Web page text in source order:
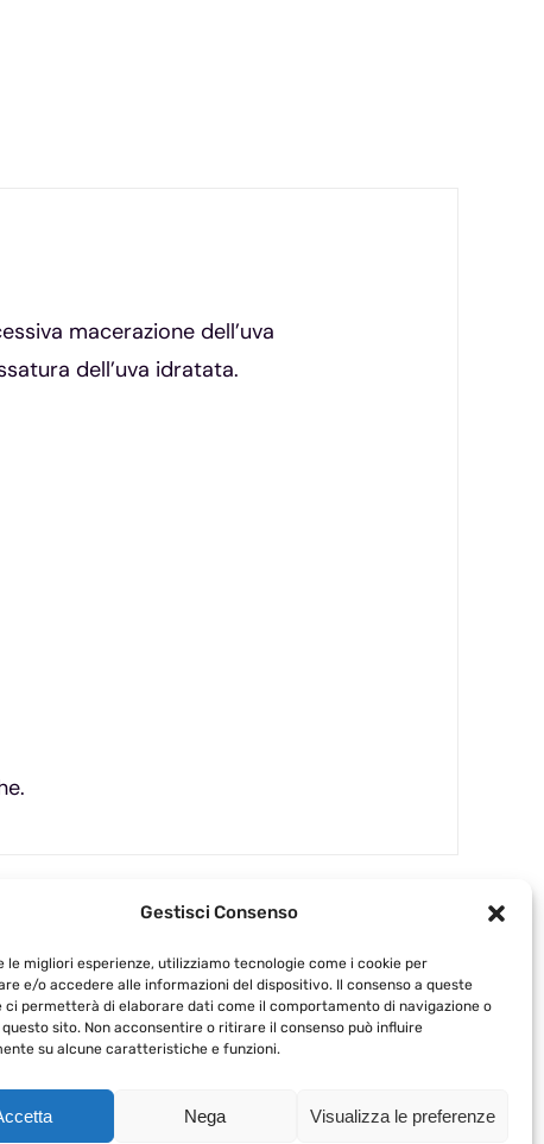
Gestisci Consenso
le migliori esperienze, utilizziamo tecnologie come i cookie per
e/o accedere alle informazioni del dispositivo. Il consenso a queste
ci permetterà di elaborare dati come il comportamento di navigazione o
questo sito. Non acconsentire o ritirare il consenso può influire
su alcune caratteristiche e funzioni.
Nega Visualizza le preferenze
macerazione dell’uva
dell’uva idratata.